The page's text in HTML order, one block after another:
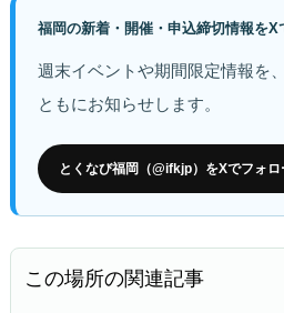
福岡の新着・開催・申込締切情報をX
週末イベントや期間限定情報を
ともにお知らせします。
とくなび福岡（@ifkjp）をXでフォロ
この場所の関連記事